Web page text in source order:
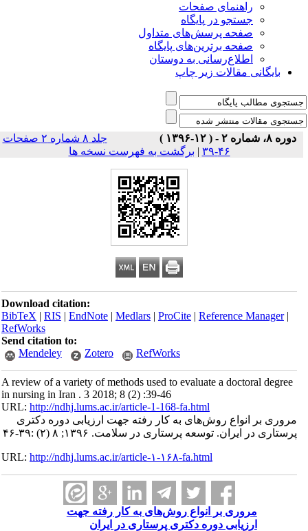
راهنمای صفحات
جستجو در پایگاه
صفحه پرسش‌های متداول
صفحه برترین‌های پایگاه
اطلاع‌رسانی به دوستان
بایگانی مقالات زیر چاپ
دوره ۸، شماره ۲ - ( ۱۲-۱۳۹۶ )
جلد ۸ شماره ۲ صفحات
۴۶-۳۹
|برگشت به فهرست نسخه ها
Download citation:
BibTeX|RIS|EndNote|Medlars|ProCite|Reference Manager
RefWorks
Send citation to:
Mendeley
Zotero RefWorks
A review of a variety of methods used to evaluate a doctoral degree
in nursing in Iran . 3 2018; 8 (2) :39-46
URL:http://ndhj.lums.ac.ir/article-1-168-fa.html
مروری بر انواع روش‌های به کار رفته جهت ارزیابی دوره دکتری
پرستاری در ایران. توسعه پرستاری در سلامت. ۱۳۹۶; ۸ (۲) :۳۹-۴۶
URL:http://ndhj.lums.ac.ir/article-۱-۱۶۸-fa.html
مروری بر انواع روش‌های به کار رفته جهت
ارزیابی دوره دکتری پرستاری در ایران